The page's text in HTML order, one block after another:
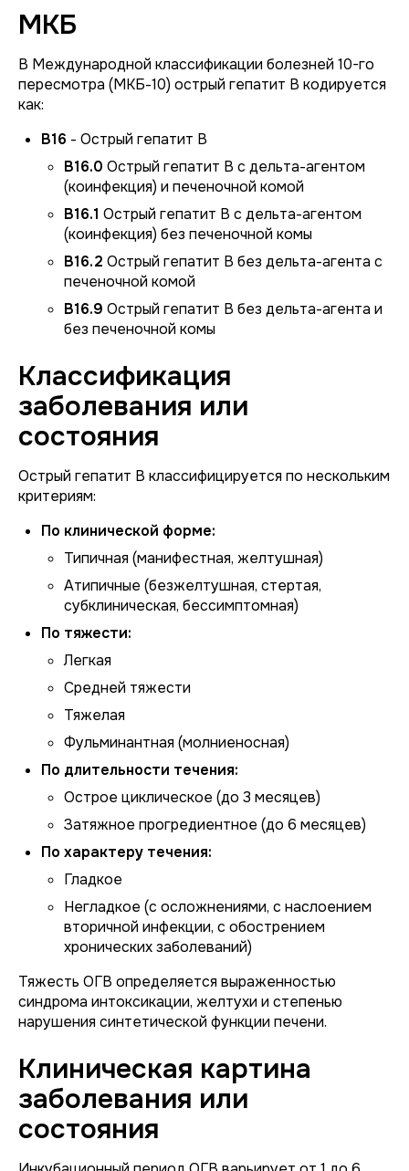
МКБ
В Международной классификации болезней 10-го
пересмотра (МКБ-10) острый гепатит B кодируется
как:
B16 - Острый гепатит B
B16.0 Острый гепатит B с дельта-агентом
(коинфекция) и печеночной комой
B16.1 Острый гепатит B с дельта-агентом
(коинфекция) без печеночной комы
B16.2 Острый гепатит B без дельта-агента с
печеночной комой
B16.9 Острый гепатит B без дельта-агента и
без печеночной комы
Классификация
заболевания или
состояния
Острый гепатит B классифицируется по нескольким
критериям:
По клинической форме:
Типичная (манифестная, желтушная)
Атипичные (безжелтушная, стертая,
субклиническая, бессимптомная)
По тяжести:
Легкая
Средней тяжести
Тяжелая
Фульминантная (молниеносная)
По длительности течения:
Острое циклическое (до 3 месяцев)
Затяжное прогредиентное (до 6 месяцев)
По характеру течения:
Гладкое
Негладкое (с осложнениями, с наслоением
вторичной инфекции, с обострением
хронических заболеваний)
Тяжесть ОГВ определяется выраженностью
синдрома интоксикации, желтухи и степенью
нарушения синтетической функции печени.
Клиническая картина
заболевания или
состояния